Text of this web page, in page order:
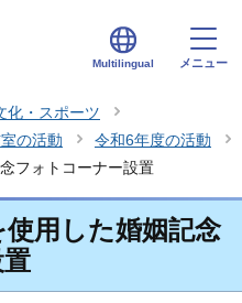
Multilingual メニュー
化・スポーツ
の活動
令和6年度の活動
フォトコーナー設置
用した婚姻記念